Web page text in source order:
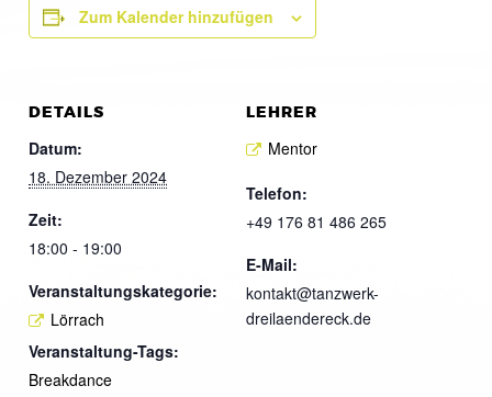
Zum Kalender hinzufügen
DETAILS
Datum:
18. Dezember 2024
Zeit:
18:00 - 19:00
Veranstaltungskategorie:
Lörrach
Veranstaltung-Tags:
Breakdance
LEHRER
Mentor
Telefon:
+49 176 81 486 265
E-Mail:
kontakt@tanzwerk-
dreilaendereck.de